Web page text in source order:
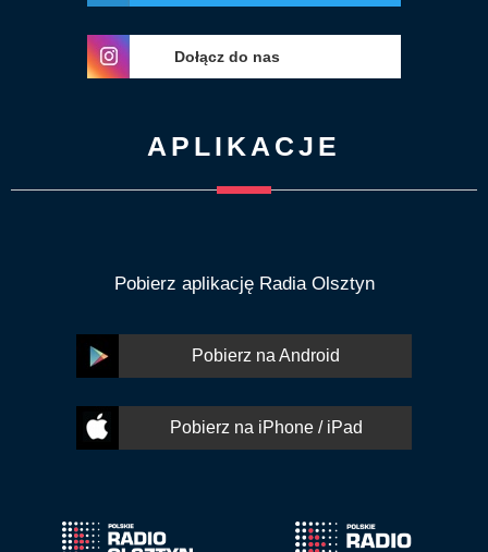
Dołącz do nas
APLIKACJE
Pobierz aplikację Radia Olsztyn
Pobierz na Android
Pobierz na iPhone / iPad